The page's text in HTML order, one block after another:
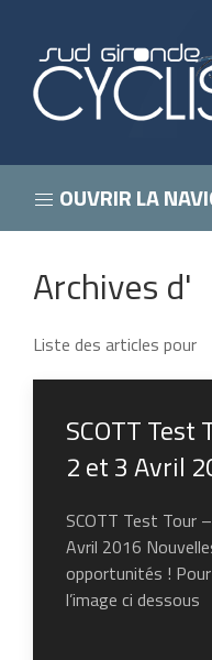
OUVRIR LA
Archives d'
Liste des articles pour
SCOTT
2 et 3 Avril
SCOTT Test Tour
Avril 2016
opportunités !
l’image ci dessous